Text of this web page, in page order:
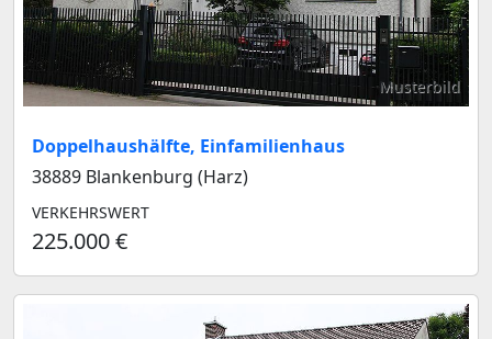
Musterbild
Doppelhaushälfte, Einfamilienhaus
38889 Blankenburg (Harz)
VERKEHRSWERT
225.000 €